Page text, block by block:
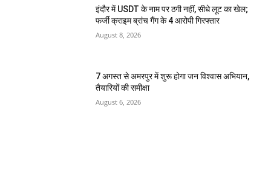
इंदौर में USDT के नाम पर ठगी नहीं, सीधे लूट का खेल;
फर्जी क्राइम ब्रांच गैंग के 4 आरोपी गिरफ्तार
August 8, 2026
7 अगस्त से अमरपुर में शुरू होगा जन विश्वास अभियान,
तैयारियों की समीक्षा
August 6, 2026